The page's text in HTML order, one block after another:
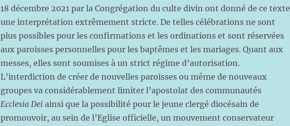
18 décembre 2021 par la Congrégation du culte divin ont donné de ce texte
une interprétation extrêmement stricte. De telles célébrations ne sont
plus possibles pour les confirmations et les ordinations et sont réservées
aux paroisses personnelles pour les baptêmes et les mariages. Quant aux
messes, elles sont soumises à un strict régime d’autorisation.
L’interdiction de créer de nouvelles paroisses ou même de nouveaux
groupes va considérablement limiter l’apostolat des communautés
Ecclesia Dei ainsi que la possibilité pour le jeune clergé diocésain de
promouvoir, au sein de l’Eglise officielle, un mouvement conservateur